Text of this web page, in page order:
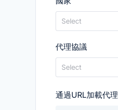
Select
代理協議
Select
通過URL加載代理